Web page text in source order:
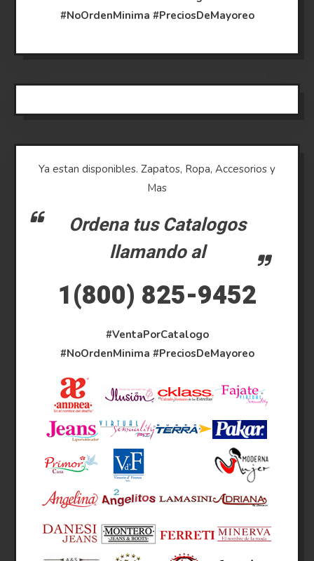
#NoOrdenMinima #PreciosDeMayoreo
Ya estan disponibles. Zapatos, Ropa, Accesorios y
Mas
Ordena tus Catalogos
llamando al
1(800) 825-9452
#VentaPorCatalogo
#NoOrdenMinima #PreciosDeMayoreo